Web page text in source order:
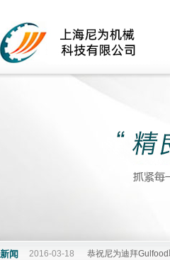
新闻 2016-03-18 恭祝尼为迪拜